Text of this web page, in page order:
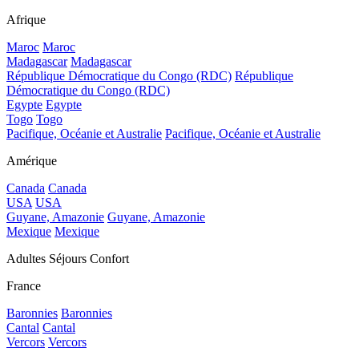
Afrique
Maroc Maroc
Madagascar Madagascar
République Démocratique du Congo (RDC) République
Démocratique du Congo (RDC)
Egypte Egypte
Togo Togo
Pacifique, Océanie et Australie Pacifique, Océanie et Australie
Amérique
Canada Canada
USA USA
Guyane, Amazonie Guyane, Amazonie
Mexique Mexique
Adultes Séjours Confort
France
Baronnies Baronnies
Cantal Cantal
Vercors Vercors